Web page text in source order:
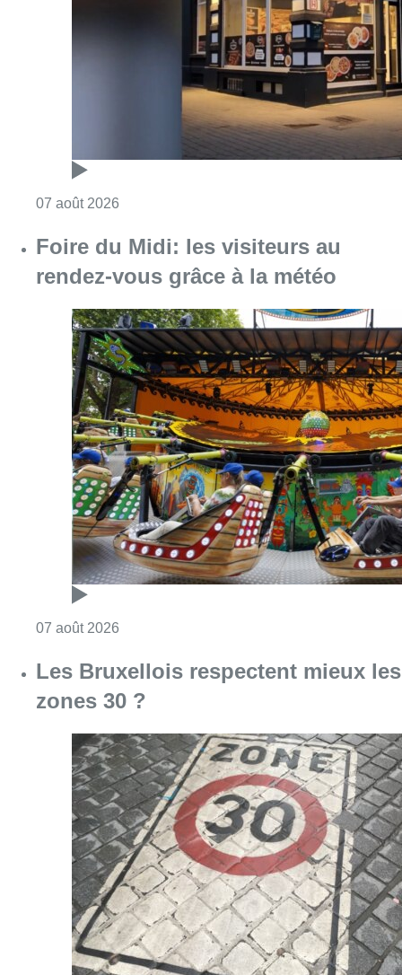
07 août 2026
Foire du Midi: les visiteurs au
rendez-vous grâce à la météo
07 août 2026
Les Bruxellois respectent mieux les
zones 30 ?